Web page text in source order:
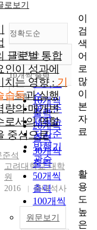
로보기
정확도순
정확도
순
인기도
순
연도순
제목순
저자순
발행기
관순
내림차순
내림차순
10개씩 출력
10개씩
출력
20개씩
출력
30개씩
출력
50개씩
출력
100개씩
출력
조회
글로벌 통합
인이 성과에
치는 영향 : 기
습득과 실행
량의 매개변
로서의 역할
중심으로
준석
고려대학교 대학
원
2016
국내석사
원문보기
이
검
색
어
로
많
이
본
자
료
활
용
도
높
은